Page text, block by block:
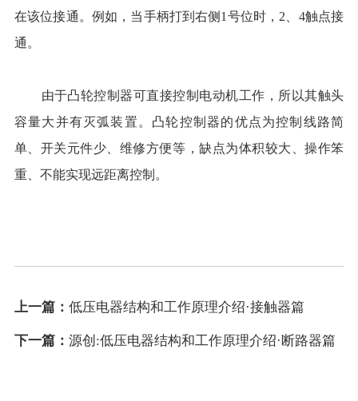
在该位接通。例如，当手柄打到右侧1号位时，2、4触点接
通。
由于凸轮控制器可直接控制电动机工作，所以其触头
容量大并有灭弧装置。凸轮控制器的优点为控制线路简
单、开关元件少、维修方便等，缺点为体积较大、操作笨
重、不能实现远距离控制。
上一篇： 低压电器结构和工作原理介绍·接触器篇
下一篇： 源创:低压电器结构和工作原理介绍·断路器篇